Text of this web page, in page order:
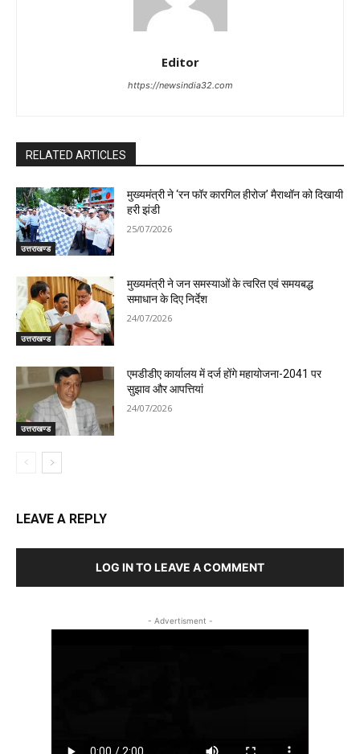
Editor
https://newsindia32.com
RELATED ARTICLES
उत्तराखण्ड
मुख्यमंत्री ने ‘रन फॉर कारगिल हीरोज’ मैराथॉन को दिखायी
हरी झंडी
25/07/2026
उत्तराखण्ड
मुख्यमंत्री ने जन समस्याओं के त्वरित एवं समयबद्ध
समाधान के दिए निर्देश
24/07/2026
उत्तराखण्ड
एमडीडीए कार्यालय में दर्ज होंगे महायोजना-2041 पर
सुझाव और आपत्तियां
24/07/2026
LEAVE A REPLY
LOG IN TO LEAVE A COMMENT
- Advertisment -